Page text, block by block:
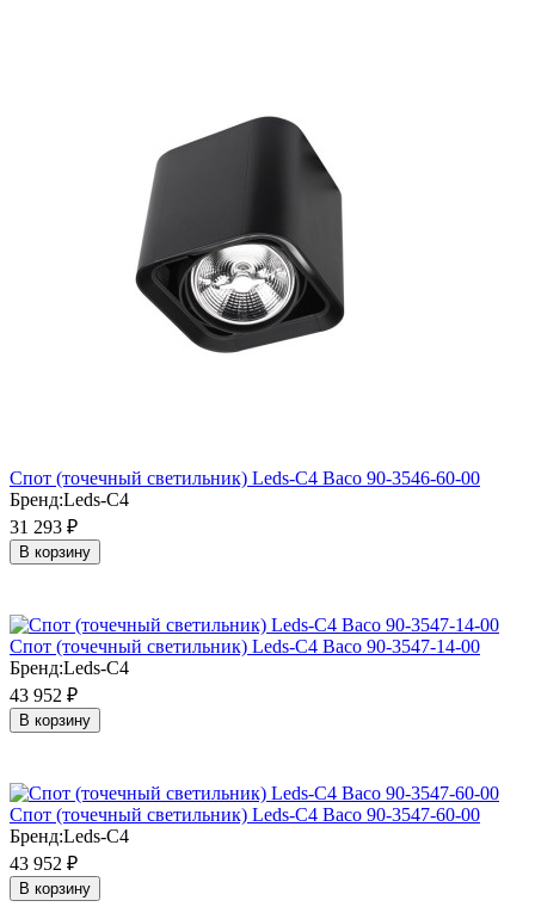
Cпот (точечный светильник) Leds-C4 Baco 90-3546-60-00
Бренд:Leds-C4
31 293 ₽
В корзину
Cпот (точечный светильник) Leds-C4 Baco 90-3547-14-00
Бренд:Leds-C4
43 952 ₽
В корзину
Cпот (точечный светильник) Leds-C4 Baco 90-3547-60-00
Бренд:Leds-C4
43 952 ₽
В корзину